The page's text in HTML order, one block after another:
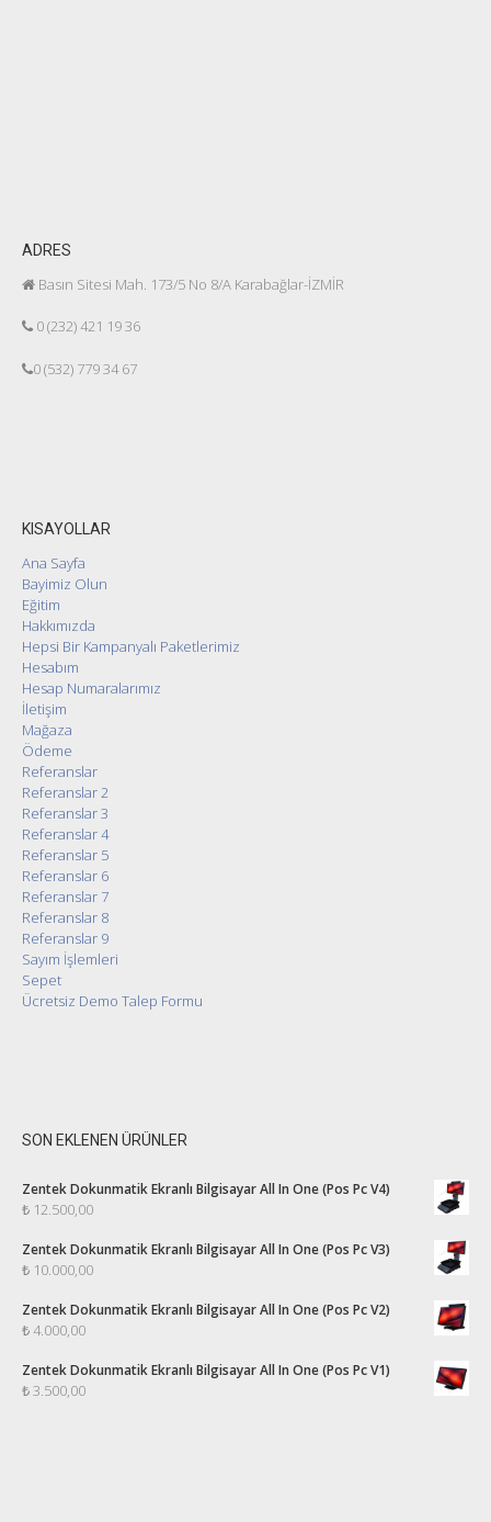
ADRES
Basın Sitesi Mah. 173/5 No 8/A Karabağlar-İZMİR
0 (232) 421 19 36
0 (532) 779 34 67
KISAYOLLAR
Ana Sayfa
Bayimiz Olun
Eğitim
Hakkımızda
Hepsi Bir Kampanyalı Paketlerimiz
Hesabım
Hesap Numaralarımız
İletişim
Mağaza
Ödeme
Referanslar
Referanslar 2
Referanslar 3
Referanslar 4
Referanslar 5
Referanslar 6
Referanslar 7
Referanslar 8
Referanslar 9
Sayım İşlemleri
Sepet
Ücretsiz Demo Talep Formu
SON EKLENEN ÜRÜNLER
Zentek Dokunmatik Ekranlı Bilgisayar All In One (Pos Pc V4)
₺ 12.500,00
Zentek Dokunmatik Ekranlı Bilgisayar All In One (Pos Pc V3)
₺ 10.000,00
Zentek Dokunmatik Ekranlı Bilgisayar All In One (Pos Pc V2)
₺4.000,00
Zentek Dokunmatik Ekranlı Bilgisayar All In One (Pos Pc V1)
₺3.500,00